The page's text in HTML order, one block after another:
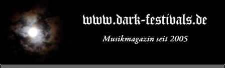
primären
Inhalt
springen
sekundären
Inhalt
springenDARK-FESTIVALS.DE